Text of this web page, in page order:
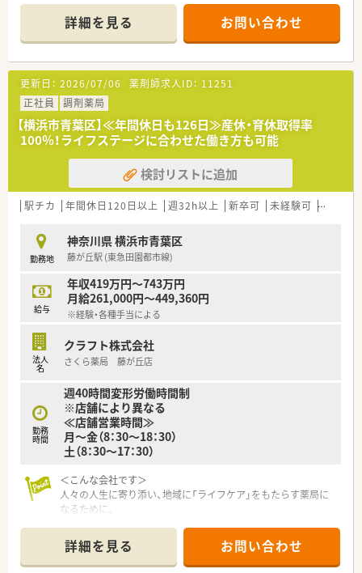
■教育プログラムも完備しており、”糖尿病””緩和ケア””外来が
ん化学療法”など複数の専門講座を用意しています。
■社員が自由に科目を選択出来、各分野のスペシャリストになる
ようフォロー体制が整っています。
■産休育休制度は取得率100％、お子さんが小学校1年生まで時
短勤務が可能です。
■現場主導で店舗作りやイベントを企画できる制度があり、スタ
ッフの自主性を尊重しています。
■服薬指導をサポートするAIシステムの導入により、対人業務の
質を向上させる取り組みを行っています。
詳細を見る お問い合わせ
更新日： 2026/07/06 薬剤師求人ID： 11251
正社員
調剤薬局
【横浜市青葉区】≪年間休日も126日≫産休・育休取得率
100％！ライフステージに合わせた働き方も可能
検討リストに追加
駅チカ 年間休日120日以上 週32h以上 新卒可 未経験可 高給与
勤務地
神奈川県 横浜市青葉区
藤が丘駅 (東急田園都市線)
給与
年収419万円～743万円
月給261,000円～449,360円
※経験・各種手当による
法人
名
クラフト株式会社
さくら薬局 藤が丘店
勤務
時間
週40時間変形労働時間制
※店舗により異なる
≪店舗営業時間≫
月～金（8：30～18：30）
土（8：30～17：30）
＜こんな会社です＞
人々の人生に寄り添い、地域に「ライフケア」をもたらす薬局に
なるために。
りひとりの人生に寄り添い、質の高い医療サービスを届ける薬剤
師を求め育てています。
詳細を見る お問い合わせ